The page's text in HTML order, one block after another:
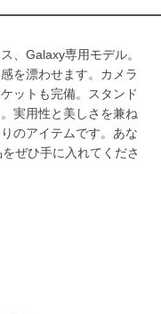
、Galaxy専用モデル。
を漂わせます。カメラ
ットも完備。スタンド
実用性と美しさを兼ね
のアイテムです。あな
ぜひ手に入れてくださ